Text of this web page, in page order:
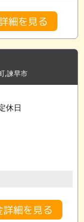
細を見る
,諫早市
休日
細を見る